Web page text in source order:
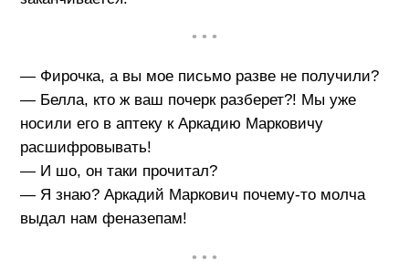
• • •
— Фирочка, а вы мое письмо разве не получили?
— Белла, кто ж ваш почерк разберет?! Мы уже
носили его в аптеку к Аркадию Марковичу
расшифровывать!
— И шо, он таки прочитал?
— Я знаю? Аркадий Маркович почему-то молча
выдал нам феназепам!
• • •